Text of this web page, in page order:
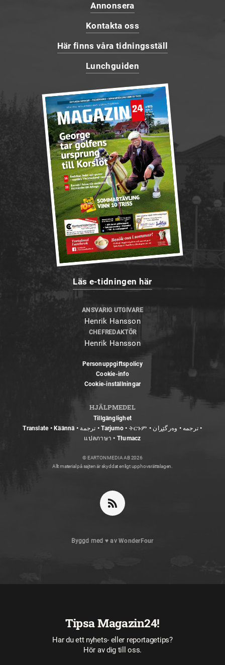
Annonsera
Kontakta oss
Här finns våra tidningsställ
Lunchguiden
Läs e-tidningen här
ANSVARIG UTGIVARE
Henrik Hansson
CHEFREDAKTÖR
Henrik Hansson
Personuppgiftspolicy
Cookie-info
Cookie-inställningar
HJÄLPMEDEL
Tillgänglighet
Translate • Käännä • ترجمة • Tarjumo • ትርጉም • ترجمه • وەرگێڕان •
แปลภาษา • Tłumacz
© EARTON MEDIA AB 2026
Allt material på sajten är skyddat enligt upphovsrättslagen.
Byggd med ♥ avWonderFour
Tipsa Magazin24!
Har du ett nyhets- eller reportagetips?
Hör av dig till oss.